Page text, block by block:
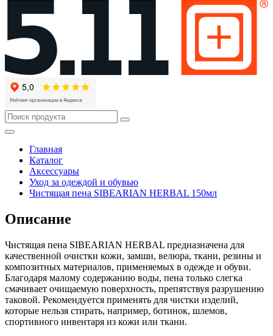
Главная
Каталог
Аксессуары
Уход за одеждой и обувью
Чистящая пена SIBEARIAN HERBAL 150мл
Описание
Чистящая пена SIBEARIAN HERBAL предназначена для
качественной очистки кожи, замши, велюра, ткани, резины и
композитных материалов, применяемых в одежде и обуви.
Благодаря малому содержанию воды, пена только слегка
смачивает очищаемую поверхность, препятствуя разрушению
таковой. Рекомендуется применять для чистки изделий,
которые нельзя стирать, например, ботинок, шлемов,
спортивного инвентаря из кожи или ткани.